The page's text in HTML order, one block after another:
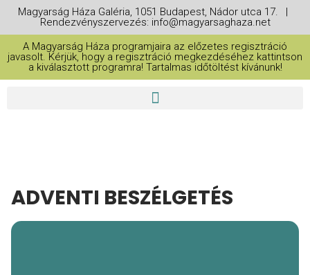
Magyarság Háza Galéria, 1051 Budapest, Nádor utca 17. |
Rendezvényszervezés: info@magyarsaghaza.net
A Magyarság Háza programjaira az előzetes regisztráció
javasolt. Kérjük, hogy a regisztráció megkezdéséhez kattintson
a kiválasztott programra! Tartalmas időtöltést kívánunk!
ADVENTI BESZÉLGETÉS